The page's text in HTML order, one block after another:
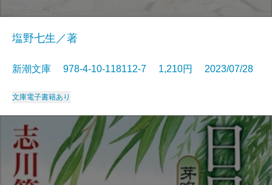
塩野七生／著
新潮文庫 978-4-10-118112-7 1,210円 2023/07/28
文庫電子書籍あり